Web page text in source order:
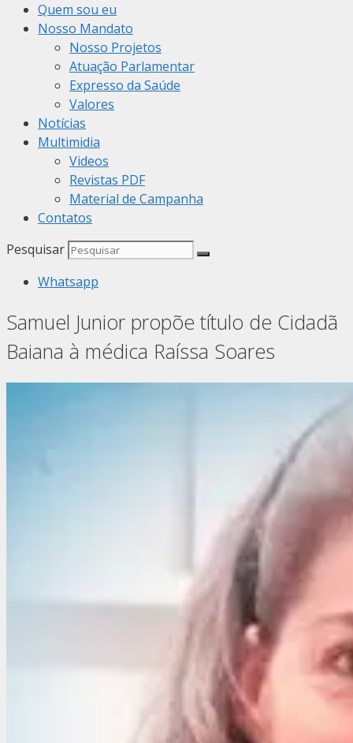
Quem sou eu
Nosso Mandato
Nosso Projetos
Atuação Parlamentar
Expresso da Saúde
Valores
Notícias
Multimidia
Videos
Revistas PDF
Material de Campanha
Contatos
Pesquisar
Whatsapp
Samuel Junior propõe título de Cidadã
Baiana à médica Raíssa Soares